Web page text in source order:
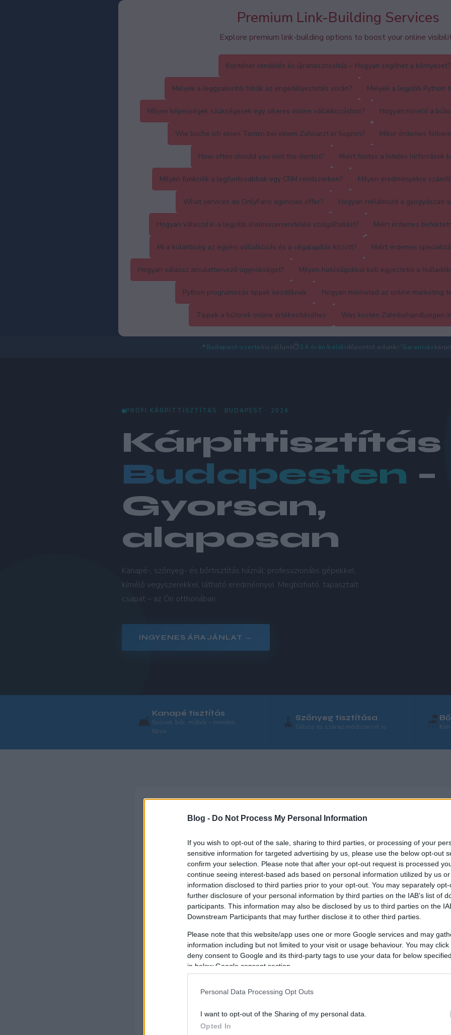
Blog - Do Not Process My Personal Information
If you wish to opt-out of the sale, sharing to third parties, or processing of your
sensitive information for targeted advertising by us, please use the below opt-out
confirm your selection. Please note that after your opt-out request is processed
continue seeing interest-based ads based on personal information utilized by us
information disclosed to third parties prior to your opt-out. You may separately
further disclosure of your personal information by third parties on the IAB’s list of
participants. This information may also be disclosed by us to third parties on the
Downstream Participants that may further disclose it to other third parties.
Please note that this website/app uses one or more Google services and may
information including but not limited to your visit or usage behaviour. You may
deny consent to Google and its third-party tags to use your data for below
in below Google consent section.
Personal Data Processing Opt Outs
I want to opt-out of the Sharing of my personal data.
Opted In
Premium Link-Building Services
Explore premium link-building options to boost your online
Konténer rendelés és újrahasznosítás – Hogyan segíthet a környezet?
Melyek a leggyakoribb hibák az engedélyeztetés során? Melyek a legjobb Python
Milyen képességek szükségesek egy sikeres online vállalkozáshoz? Hogyan növeld a
Wie buche ich einen Termin bei einem Zahnarzt in Sopron? Mikor érdemes
How often should you visit the dentist? Miért fontos a hiteles hírforrások
Milyen funkciók a legfontosabbak egy CRM rendszerben? Milyen eredményekre
What services do OnlyFans agencies offer? Hogyan reklámozd a gyógyászati
Hogyan válaszd ki a legjobb élelmiszerrendelési szolgáltatást? Miért érdemes
Mi a különbség az egyéni vállalkozás és a cégalapítás között? Miért érdemes
Hogyan válassz arculattervező ügynökséget? Milyen hatóságokkal kell egyeztetni a
Python programozás tippek kezdőknek Hogyan mérheted az online marketing
Tippek a bútorok online értékesítéséhez Was kosten Zahnbehandlungen
📍 Budapest-szertekiszállunk⏱24 órán belülidőpontot adunk Garanciás
PROFI KÁRPITTISZTÍTÁS · BUDAPEST · 2024
Kárpittisztítás
Budapesten –
Gyorsan,
alaposan
Kanapé-, szőnyeg- és bőrtisztítás háznál: professzionális gépekkel,
kímélő vegyszerekkel, látható eredménnyel. Megbízható, tapasztalt
csapat – az Ön otthonában.
INGYENES ÁRAJÁNLAT →
🛋️Kanapé tisztítás
Szövet, bőr, műbőr – minden
típus
🧹 Szőnyeg tisztítása
Gőzös és száraz módszerrel is
🪑
Profi kárpittisztítás Budapest egész
Budapesten rengeteg cég kínál takarítási szolgáltatást – de a valódi,
szakképzettkárpittisztítás Budapestenmás kategória. A karpittisztitas.org
kerületben kiszáll: legyen szó egyetlen fotelről, egész nappali garnitúráról vagy
Kiszállás Budapest minden kerületébe
Rugalmas időpontok,
Gyors száradás, minimum kellemetlenség
Állatbarát és
atkák és baktériumok komoly egészségügyi kockázatot jelenthetnek, különösen